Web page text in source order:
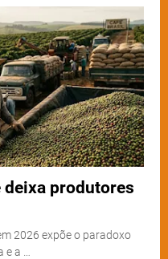
deixa produtores
2026 expõe o paradoxo
a …